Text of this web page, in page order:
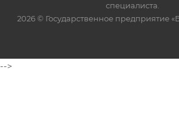
специалиста.
2026 © Государственное предприятие
-->